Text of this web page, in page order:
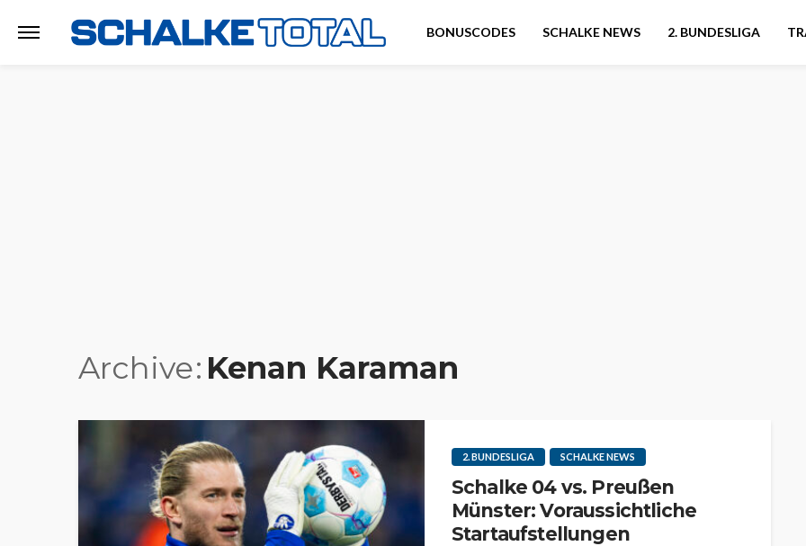
BONUSCODES SCHALKE NEWS 2. BUNDESLIGA
Archive Kenan Karaman
2. BUNDESLIGA SCHALKE NEWS
Schalke 04 vs. Preußen
Münster: Voraussichtliche
Startaufstellungen